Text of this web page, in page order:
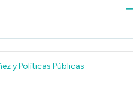
y Políticas Públicas